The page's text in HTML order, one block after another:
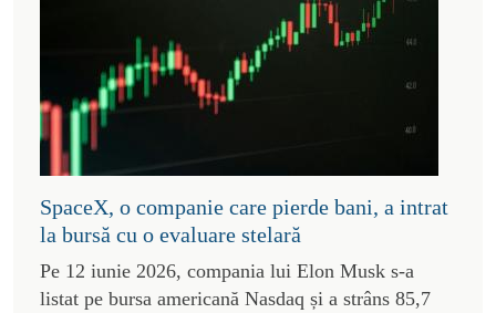
SpaceX, o companie care pierde bani, a intrat
la bursă cu o evaluare stelară
Pe 12 iunie 2026, compania lui Elon Musk s-a
listat pe bursa americană Nasdaq și a strâns 85,7